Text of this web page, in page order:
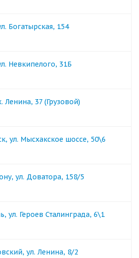
Богатырская, 154
Невкипелого, 31Б
Ленина, 37 (Грузовой)
ул. Мысхакское шоссе, 50\6
ул. Доватора, 158/5
ул. Героев Сталинграда, 6\1
ул. Ленина, 8/2